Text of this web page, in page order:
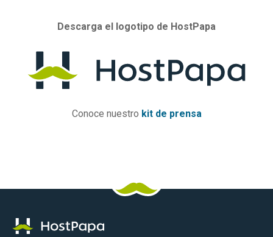
Descarga el logotipo de HostPapa
Conoce nuestro kit de prensa
Logotipo
HostPapa
FacebookGorjeoLinkedInYouTubeTik
Instagram
Pinterest